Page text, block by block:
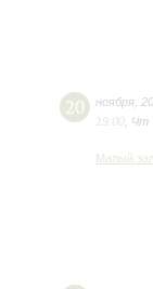
20 ноября
19:00 Чт
Малый зал